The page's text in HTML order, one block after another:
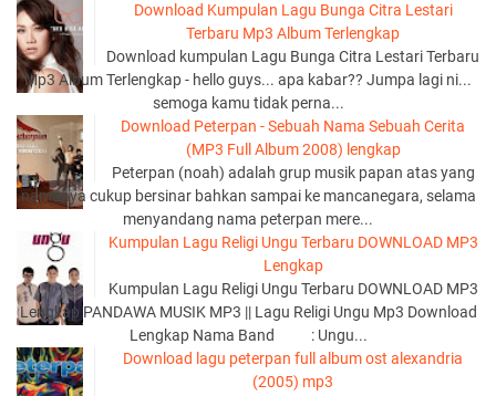
Download Kumpulan Lagu Bunga Citra Lestari
Terbaru Mp3 Album Terlengkap
Download kumpulan Lagu Bunga Citra Lestari Terbaru
Mp3 Album Terlengkap - hello guys... apa kabar?? Jumpa lagi ni...
semoga kamu tidak perna...
Download Peterpan - Sebuah Nama Sebuah Cerita
(MP3 Full Album 2008) lengkap
Peterpan (noah) adalah grup musik papan atas yang
namanya cukup bersinar bahkan sampai ke mancanegara, selama
menyandang nama peterpan mere...
Kumpulan Lagu Religi Ungu Terbaru DOWNLOAD MP3
Lengkap
Kumpulan Lagu Religi Ungu Terbaru DOWNLOAD MP3
Lengkap PANDAWA MUSIK MP3 || Lagu Religi Ungu Mp3 Download
Lengkap Nama Band : Ungu...
Download lagu peterpan full album ost alexandria
(2005) mp3